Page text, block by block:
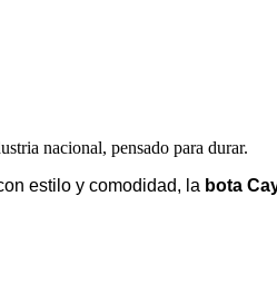
nacional, pensado para durar.
estilo y comodidad, la bota